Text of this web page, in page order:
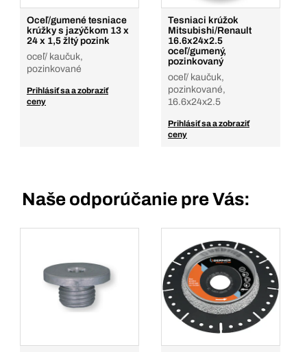
Oceľ/gumené tesniace
krúžky s jazýčkom 13 x
24 x 1,5 žltý pozink
oceľ/ kaučuk,
pozinkované
Prihlásiť sa a zobraziť
ceny
Tesniaci krúžok
Mitsubishi/Renault
16.6x24x2.5
oceľ/gumený,
pozinkovaný
oceľ/ kaučuk,
pozinkované,
16.6x24x2.5
Prihlásiť sa a zobraziť
ceny
Naše odporúčanie pre Vás: